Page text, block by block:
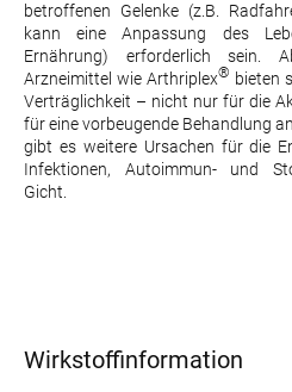
betroffenen Gelenke (z.B.
kann eine Anpassung des
Ernährung) erforderlich sein.
Arzneimittel wie Arthriplex® bieten
Verträglichkeit – nicht nur für die
für eine vorbeugende Behandlung
gibt es weitere Ursachen für die
Infektionen, Autoimmun- und
Gicht.
Wirkstoffinformation